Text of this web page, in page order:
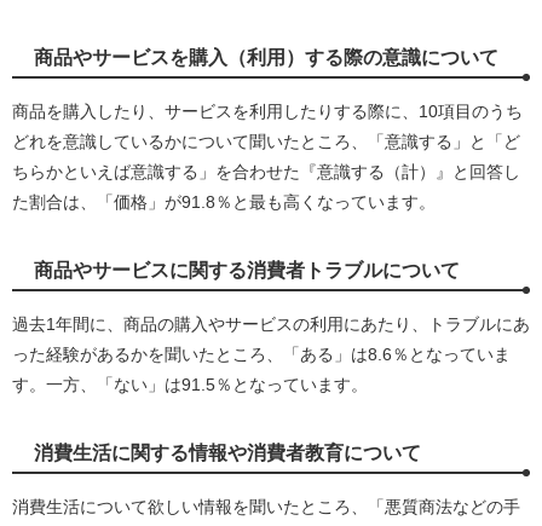
商品やサービスを購入（利用）する際の意識について
商品を購入したり、サービスを利用したりする際に、10項目のうち
どれを意識しているかについて聞いたところ、「意識する」と「ど
ちらかといえば意識する」を合わせた『意識する（計）』と回答し
た割合は、「価格」が91.8％と最も高くなっています。
商品やサービスに関する消費者トラブルについて
過去1年間に、商品の購入やサービスの利用にあたり、トラブルにあ
った経験があるかを聞いたところ、「ある」は8.6％となっていま
す。一方、「ない」は91.5％となっています。
消費生活に関する情報や消費者教育について
消費生活について欲しい情報を聞いたところ、「悪質商法などの手